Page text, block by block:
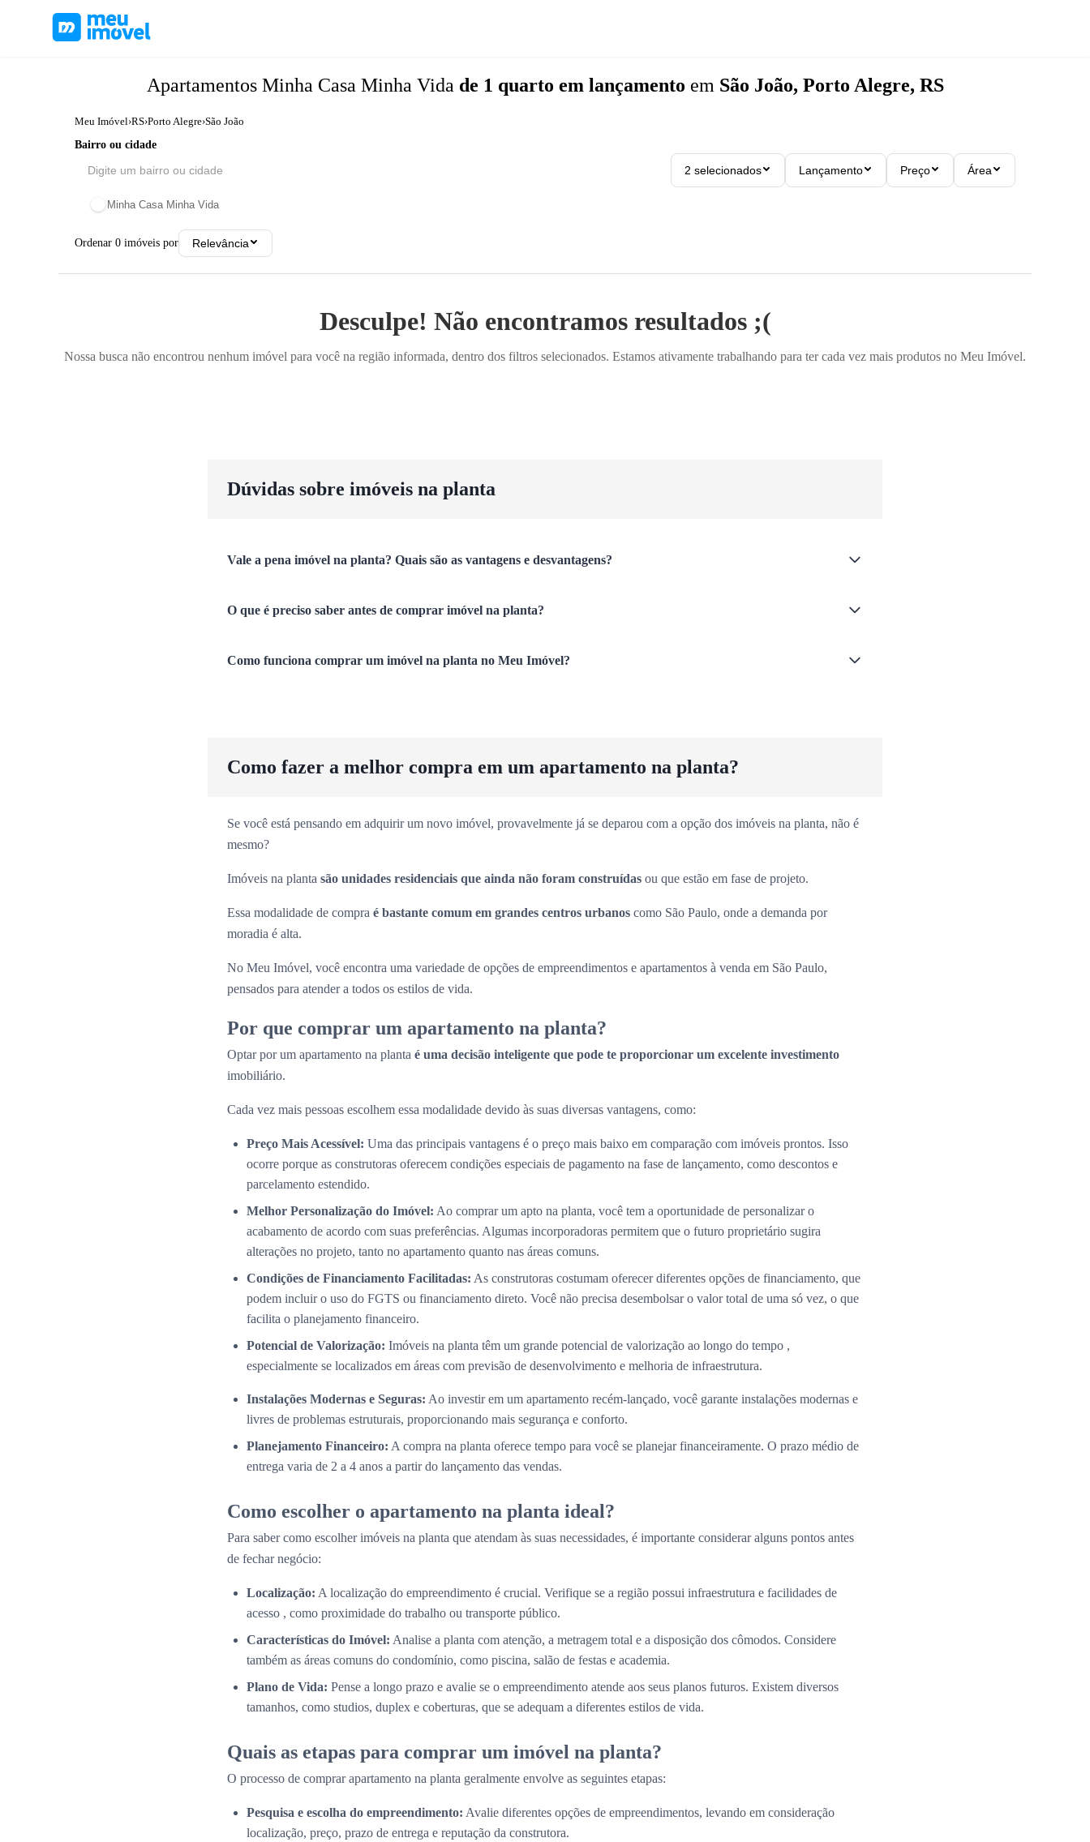
Apartamentos Minha Casa Minha Vida de 1 quarto em lançamento em São João, Porto Alegre, RS
Meu Imóvel›RS›Porto Alegre›São João
Bairro ou cidade
2 selecionados Lançamento Preço Área
Minha Casa Minha Vida
Ordenar 0 imóveis por Relevância
Desculpe! Não encontramos resultados ;(
Nossa busca não encontrou nenhum imóvel para você na região informada, dentro dos filtros selecionados. Estamos ativamente trabalhando para ter cada vez mais produtos no Meu Imóvel.
Dúvidas sobre imóveis na planta
Vale a pena imóvel na planta? Quais são as vantagens e desvantagens?
O que é preciso saber antes de comprar imóvel na planta?
Como funciona comprar um imóvel na planta no Meu Imóvel?
Como fazer a melhor compra em um apartamento na planta?
Se você está pensando em adquirir um novo imóvel, provavelmente já se deparou com a opção dos imóveis na planta, não é
mesmo?
Imóveis na planta são unidades residenciais que ainda não foram construídas ou que estão em fase de projeto.
Essa modalidade de compra é bastante comum em grandes centros urbanos como São Paulo, onde a demanda por
moradia é alta.
No Meu Imóvel, você encontra uma variedade de opções de empreendimentos e apartamentos à venda em São Paulo,
pensados para atender a todos os estilos de vida.
Por que comprar um apartamento na planta?
Optar por um apartamento na planta é uma decisão inteligente que pode te proporcionar um excelente investimento
imobiliário.
Cada vez mais pessoas escolhem essa modalidade devido às suas diversas vantagens, como:
Preço Mais Acessível: Uma das principais vantagens é o preço mais baixo em comparação com imóveis prontos. Isso
ocorre porque as construtoras oferecem condições especiais de pagamento na fase de lançamento, como descontos e
parcelamento estendido.
Melhor Personalização do Imóvel: Ao comprar um apto na planta, você tem a oportunidade de personalizar o
acabamento de acordo com suas preferências. Algumas incorporadoras permitem que o futuro proprietário sugira
alterações no projeto, tanto no apartamento quanto nas áreas comuns.
Condições de Financiamento Facilitadas: As construtoras costumam oferecer diferentes opções de financiamento, que
podem incluir o uso do FGTS ou financiamento direto. Você não precisa desembolsar o valor total de uma só vez, o que
facilita o planejamento financeiro.
Potencial de Valorização: Imóveis na planta têm um grande potencial de valorização ao longo do tempo ,
especialmente se localizados em áreas com previsão de desenvolvimento e melhoria de infraestrutura.
Instalações Modernas e Seguras: Ao investir em um apartamento recém-lançado, você garante instalações modernas e
livres de problemas estruturais, proporcionando mais segurança e conforto.
Planejamento Financeiro: A compra na planta oferece tempo para você se planejar financeiramente. O prazo médio de
entrega varia de 2 a 4 anos a partir do lançamento das vendas.
Como escolher o apartamento na planta ideal?
Para saber como escolher imóveis na planta que atendam às suas necessidades, é importante considerar alguns pontos antes
de fechar negócio:
Localização: A localização do empreendimento é crucial. Verifique se a região possui infraestrutura e facilidades de
acesso , como proximidade do trabalho ou transporte público.
Características do Imóvel: Analise a planta com atenção, a metragem total e a disposição dos cômodos. Considere
também as áreas comuns do condomínio, como piscina, salão de festas e academia.
Plano de Vida: Pense a longo prazo e avalie se o empreendimento atende aos seus planos futuros. Existem diversos
tamanhos, como studios, duplex e coberturas, que se adequam a diferentes estilos de vida.
Quais as etapas para comprar um imóvel na planta?
O processo de comprar apartamento na planta geralmente envolve as seguintes etapas:
Pesquisa e escolha do empreendimento: Avalie diferentes opções de empreendimentos, levando em consideração
localização, preço, prazo de entrega e reputação da construtora.